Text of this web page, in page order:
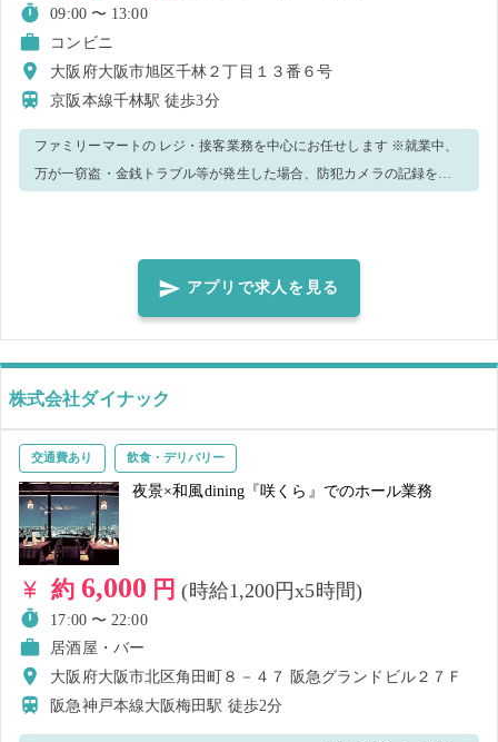
09:00 〜 13:00
コンビニ
大阪府大阪市旭区千林２丁目１３番６号
京阪本線千林駅徒歩3分
ファミリーマートの レジ・接客業務を中心にお任せします ※就業中、
万が一窃盗・金銭トラブル等が発生した場合、防犯カメラの記録を警
ます。 ※複数日で就業決定された方へ：キャンセルがあったり、レ
ジ・接客スキルを含め当店での就業が難しいと判断した場合、その他
のお仕事をキャンセルされる場合があります。 ＜正しいマスク着用＞
鼻～アゴまで、できるだけ隙間ができないように覆うようにマスクを
装着してください。 ※就業前に必ず体調・体温チェックをした上、店
長、又は店舗責任者へお伝えください 【ご注意】 ・就業態度などから
務終了とし、その後のマッチングはキャンセルとさせていただきま
す。 ・体調や発熱状況などから新型コロナウイルス感染のおそれがあ
る場合、就業キャンセルとさせていただきます。感染拡大防止のた
め、速やかなご申告をお願い致します。
アプリで求人を見る
株式会社ダイナック
交通費あり 飲食・デリバリー
夜景×和風dining『咲くら』でのホール業務
約 6,000 円(時給1,200円x5時間)
17:00 〜 22:00
居酒屋・バー
大阪府大阪市北区角田町８－４７ 阪急グランドビル２７Ｆ
阪急神戸本線大阪梅田駅 徒歩2分